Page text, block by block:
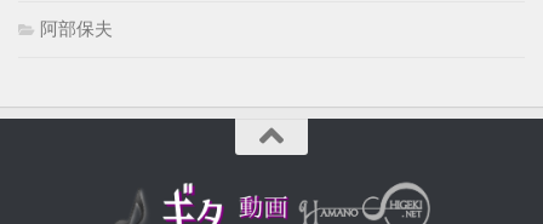
阿部保夫